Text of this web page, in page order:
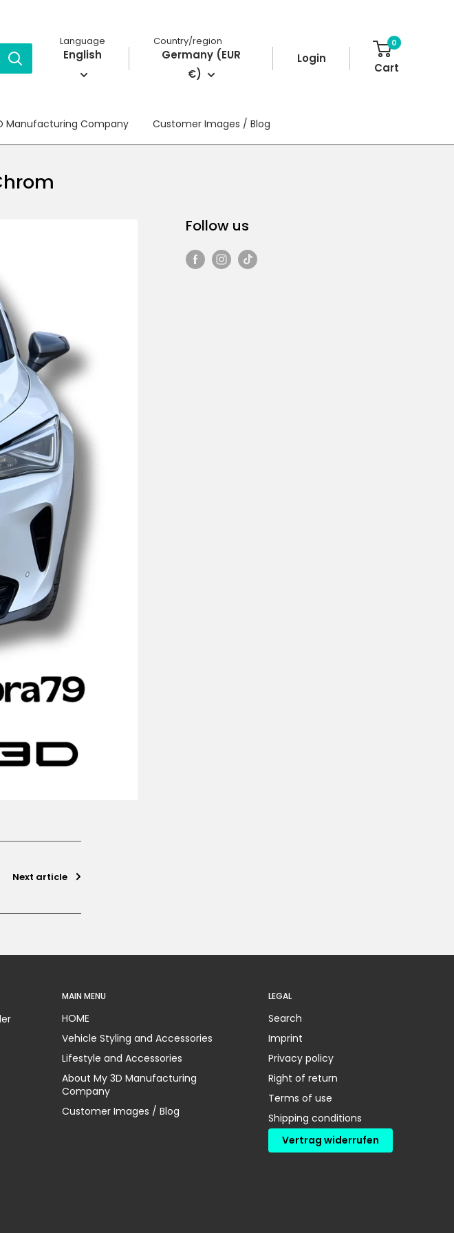
Language
English
Country/region
Germany (EUR
€)
Login
0
Cart
Manufacturing Company Customer Images / Blog
Next article
Follow us
MAIN MENU
HOME
Vehicle Styling and Accessories
Lifestyle and Accessories
About My 3D Manufacturing
Company
Customer Images / Blog
LEGAL
Search
Imprint
Privacy policy
Right of return
Terms of use
Shipping conditions
Vertrag widerrufen